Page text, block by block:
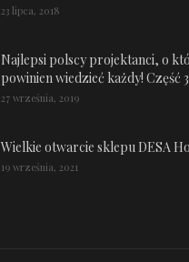
23 lipca, 2018
Najlepsi polscy projektanci, o
powinien wiedzieć każdy! Część 3
27 września, 2019
Wielkie otwarcie sklepu DESA
19 września, 2021